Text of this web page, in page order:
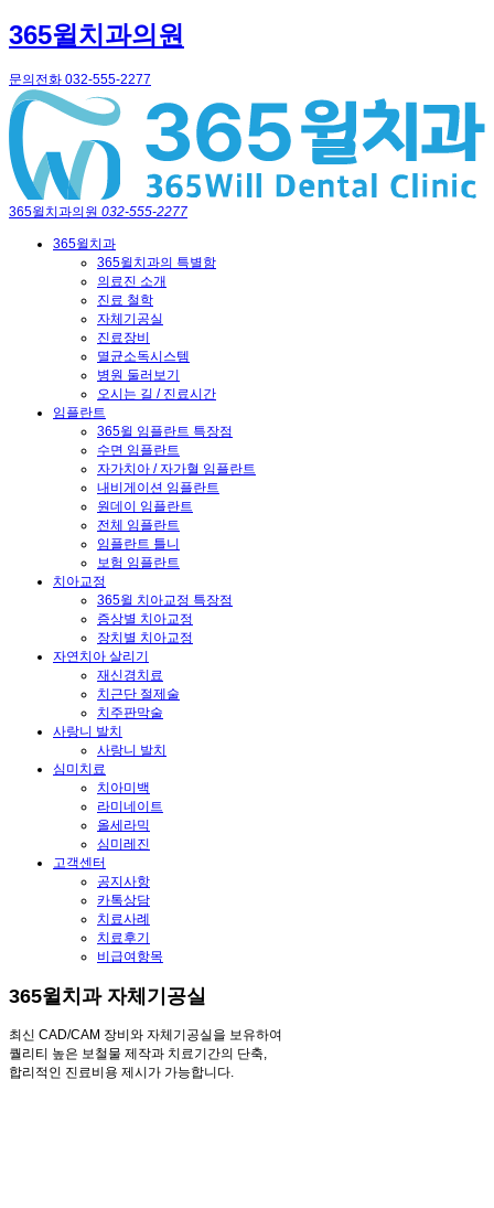
365윌치과의원
문의전화 032-555-2277
365윌치과의원 032-555-2277
365윌치과
365윌치과의 특별함
의료진 소개
진료 철학
자체기공실
진료장비
멸균소독시스템
병원 둘러보기
오시는 길 / 진료시간
임플란트
365윌 임플란트 특장점
수면 임플란트
자가치아 / 자가혈 임플란트
내비게이션 임플란트
원데이 임플란트
전체 임플란트
임플란트 틀니
보험 임플란트
치아교정
365윌 치아교정 특장점
증상별 치아교정
장치별 치아교정
자연치아 살리기
재신경치료
치근단 절제술
치주판막술
사랑니 발치
사랑니 발치
심미치료
치아미백
라미네이트
올세라믹
심미레진
고객센터
공지사항
카톡상담
치료사례
치료후기
비급여항목
365윌치과 자체기공실
최신 CAD/CAM 장비와 자체기공실을 보유하여
퀄리티 높은 보철물 제작과 치료기간의 단축,
합리적인 진료비용 제시가 가능합니다.